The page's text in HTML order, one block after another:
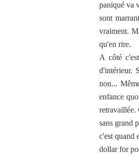
paniqué va
sont
vraiment.
qu'en rire.
A côté
d'intérieur.
non...
enfance
retravaillée.
sans grand
c'est quand
dollar for